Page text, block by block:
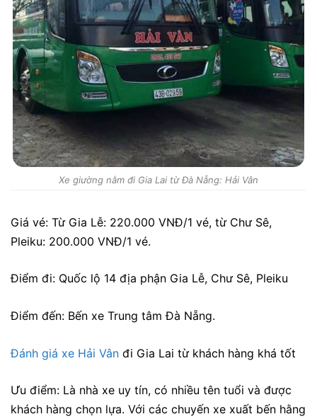
Xe giường nằm đi Gia Lai từ Đà Nẵng: Hải Vân
Giá vé: Từ Gia Lễ: 220.000 VNĐ/1 vé, từ Chư Sê,
Pleiku: 200.000 VNĐ/1 vé.
Điểm đi: Quốc lộ 14 địa phận Gia Lễ, Chư Sê, Pleiku
Điểm đến: Bến xe Trung tâm Đà Nẵng.
Đánh giá xe Hải Vân đi Gia Lai từ khách hàng khá tốt
Ưu điểm: Là nhà xe uy tín, có nhiều tên tuổi và được
khách hàng chọn lựa. Với các chuyến xe xuất bến hằng